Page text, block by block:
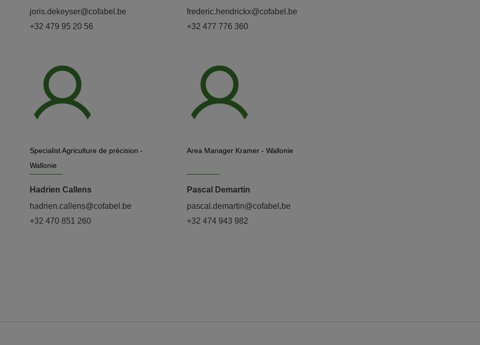
joris.dekeyser@cofabel.be
+32 479 95 20 56
frederic.hendrickx@cofabel.be
+32 477 776 360
Specialist Agriculture de précision -
Wallonie
Hadrien Callens
hadrien.callens@cofabel.be
+32 470 851 260
Area Manager Kramer - Wallonie
Pascal Demartin
pascal.demartin@cofabel.be
+32 474 943 982